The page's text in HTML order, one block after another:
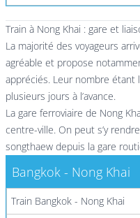
Train à Nong Khai : gare et
La majorité des voyageurs
agréable et propose
appréciés. Leur nombre
plusieurs jours à l’avance.
La gare ferroviaire de Nong
centre-ville. On peut s’y
songthaew depuis la gare
Bangkok - Nong Khai
Train Bangkok - Nong Khai